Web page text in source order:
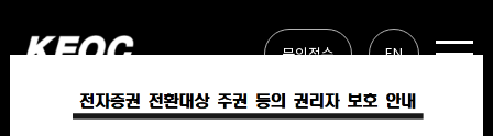
문의접수 EN